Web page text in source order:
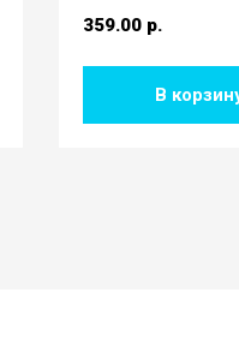
359.00 р.
В